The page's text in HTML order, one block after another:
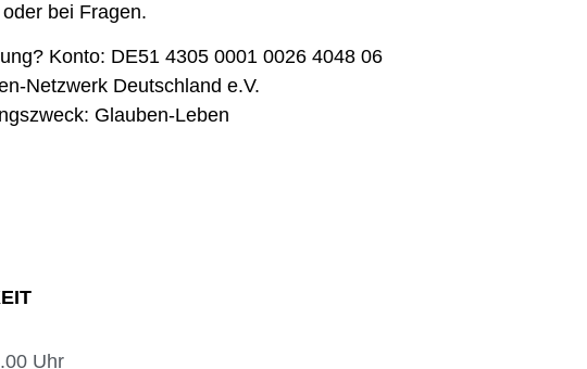
bei Fragen.
Konto: DE51 4305 0001 0026 4048 06
Netzwerk Deutschland e.V.
Glauben-Leben
Uhr